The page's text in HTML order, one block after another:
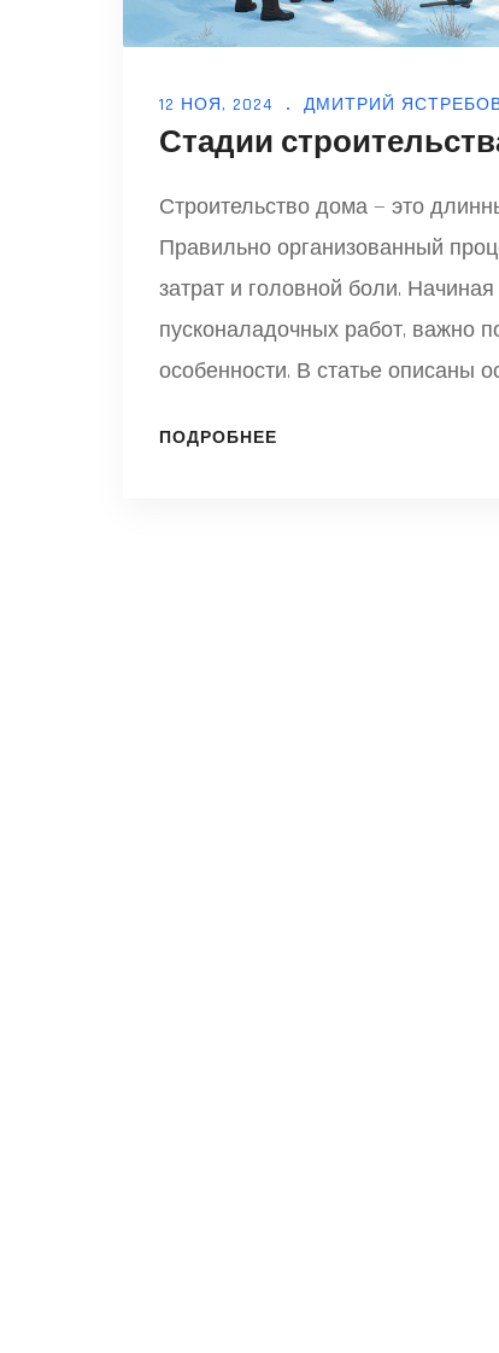
12 НОЯ, 2024 ДМИТРИЙ
Стадии
Строительство дома — это
Правильно организованный
затрат и головной боли.
пусконаладочных работ, важно
особенности. В статье описаны
ПОДРОБНЕЕ